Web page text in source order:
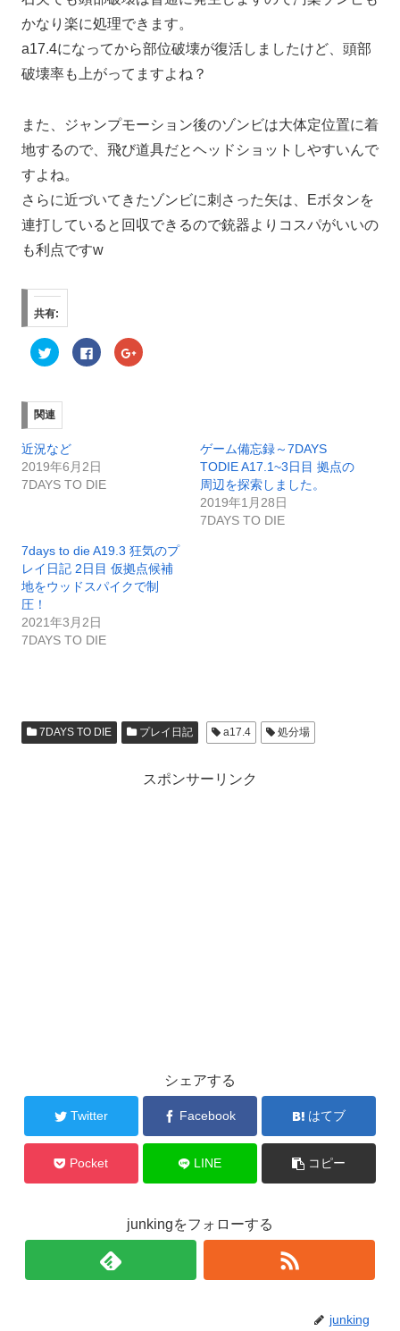
かなり楽に処理できます。
a17.4になってから部位破壊が復活しましたけど、頭部
破壊率も上がってますよね？
また、ジャンプモーション後のゾンビは大体定位置に着
地するので、飛び道具だとヘッドショットしやすいんで
すよね。
さらに近づいてきたゾンビに刺さった矢は、Eボタンを
連打していると回収できるので銃器よりコスパがいいの
も利点ですw
共有:
ク
リ
て
T
w
t
t
e
r
で
い
ウ
ィ
ン
ド
で
開
き
ま
F
a
す
る
に
し
て
く
だ
さ
(
新
し
い
開
き
ま
ク
リ
し
い
ウ
ィ
ン
ド
関連
近況など
2019年6月2日
7DAYS TO DIE
ゲーム備忘録～7DAYS
TODIE A17.1~3日目 拠点の
周辺を探索しました。
2019年1月28日
7DAYS TO DIE
7days to die A19.3 狂気のプ
レイ日記 2日目 仮拠点候補
地をウッドスパイクで制
圧！
2021年3月2日
7DAYS TO DIE
7DAYS TO DIE プレイ日記 a17.4 処分場
スポンサーリンク
シェアする
Twitter Facebook はてブ
Pocket LINE コピー
junkingをフォローする
junking